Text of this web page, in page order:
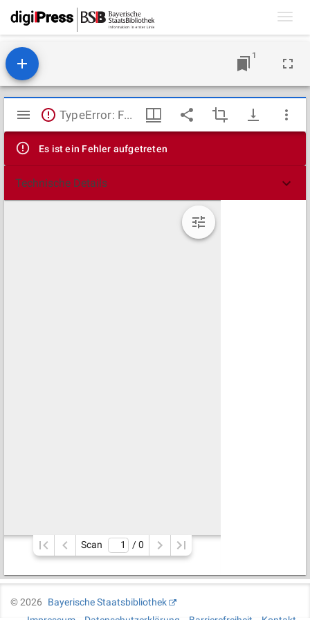
1
Mirador
Viewer
TypeError: Failed to fetch
Es ist ein Fehler aufgetreten
Technische Details
Scan / 0
©2026
Bayerische Staatsbibliothek